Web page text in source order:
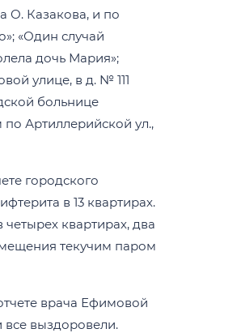
О. Казакова, и по
«Один случай
дочь Мария»;
улице, в д. № 111
больнице
Артиллерийской ул.,
городского
в 13 квартирах.
квартирах, два
текучим паром
врача Ефимовой
все выздоровели.